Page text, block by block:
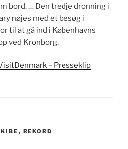
bord. … Den tredje dronning i
nøjes med et besøg i
til at gå ind i Københavns
ved Kronborg.
– Presseklip
, REKORD